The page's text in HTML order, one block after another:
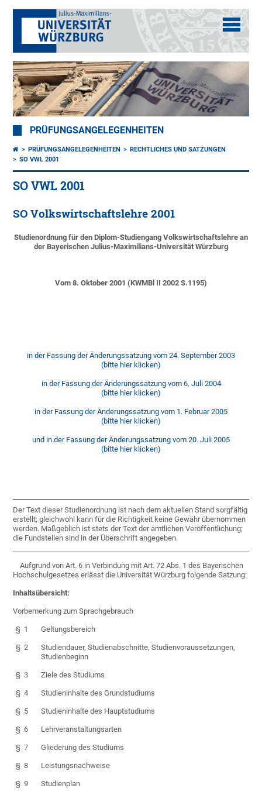
PRÜFUNGSANGELEGENHEITEN
PRÜFUNGSANGELEGENHEITEN
RECHTLICHES UND SATZUNGEN
SO VWL 2001
SO VWL 2001
SO Volkswirtschaftslehre 2001
Studienordnung für den Diplom-Studiengang Volkswirtschaftslehre an
der Bayerischen Julius-Maximilians-Universität Würzburg
Vom 8. Oktober 2001 (KWMBl II 2002 S.1195)
in der Fassung der Änderungssatzung vom 24. September 2003
(bitte hier klicken)
in der Fassung der Änderungssatzung vom 6. Juli 2004
(bitte hier klicken)
in der Fassung der Änderungssatzung vom 1. Februar 2005
(bitte hier klicken)
und in der Fassung der Änderungssatzung vom 20. Juli 2005
(bitte hier klicken)
Der Text dieser Studienordnung ist nach dem aktuellen Stand sorgfältig
erstellt; gleichwohl kann für die Richtigkeit keine Gewähr übernommen
werden. Maßgeblich ist stets der Text der amtlichen Veröffentlichung;
die Fundstellen sind in der Überschrift angegeben.
Aufgrund von Art. 6 in Verbindung mit Art. 72 Abs. 1 des Bayerischen
Hochschulgesetzes erlässt die Universität Würzburg folgende Satzung:
Inhaltsübersicht:
Vorbemerkung zum Sprachgebrauch
§ 1 Geltungsbereich
§ 2
Studiendauer, Studienabschnitte, Studienvoraussetzungen,
Studienbeginn
§ 3 Ziele des Studiums
§ 4 Studieninhalte des Grundstudiums
§ 5 Studieninhalte des Hauptstudiums
§ 6 Lehrveranstaltungsarten
§ 7 Gliederung des Studiums
§ 8 Leistungsnachweise
§ 9 Studienplan